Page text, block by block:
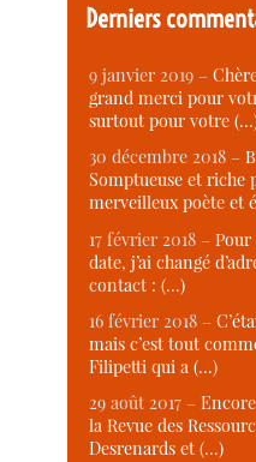
Derniers
9 janvier 2019 –
grand merci pour
surtout pour votre
30 décembre 2018 –
Somptueuse et riche
merveilleux poète et
17 février 2018 –Pour
date, j’ai changé
contact : (…)
16 février 2018 –
mais c’est tout
Filipetti qui a (…)
29 août 2017 –
la Revue des
Desrenards et (…)